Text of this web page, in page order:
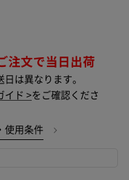
注文で当日出荷
は異なります。
イド >をご確認くださ
使用条件